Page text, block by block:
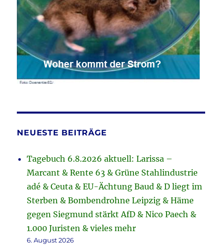
NEUESTE BEITRÄGE
Tagebuch 6.8.2026 aktuell: Larissa –
Marcant & Rente 63 & Grüne Stahlindustrie
adé & Ceuta & EU-Ächtung Baud & D liegt im
Sterben & Bombendrohne Leipzig & Häme
gegen Siegmund stärkt AfD & Nico Paech &
1.000 Juristen & vieles mehr
6. August 2026